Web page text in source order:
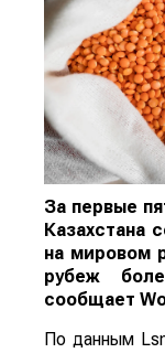
За первые
Казахстана
на мировом
рубеж
сообщает
По данным